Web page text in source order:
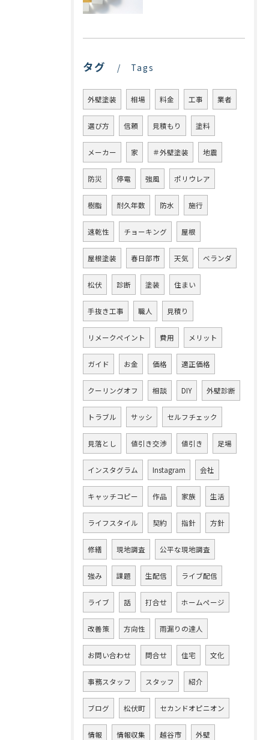
タグ Tags
外壁塗装 相場 料金 工事 業者
選び方 信頼 見積もり 塗料
メーカー 家 ＃外壁塗装 地震
防災 停電 強風 ポリウレア
樹脂 耐久年数 防水 施行
速乾性 チョーキング 屋根
屋根塗装 春日部市 天気 ベランダ
松伏 診断 塗装 住まい
手抜き工事 職人 見積り
リメークペイント 費用 メリット
ガイド お金 価格 適正価格
クーリングオフ 相談 DIY 外壁診断
トラブル サッシ セルフチェック
見落とし 値引き交渉 値引き 足場
インスタグラム Instagram 会社
キャッチコピー 作品 家族 生活
ライフスタイル 契約 指針 方針
修繕 現地調査 公平な現地調査
強み 課題 生配信 ライブ配信
ライブ 話 打合せ ホームページ
改善策 方向性 雨漏りの達人
お問い合わせ 問合せ 住宅 文化
事務スタッフ スタッフ 紹介
ブログ 松伏町 セカンドオピニオン
情報 情報収集 越谷市 外壁